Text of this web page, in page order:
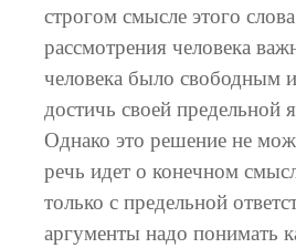
строгом смысле этого
рассмотрения человека
человека было свободным
достичь своей
Однако это решение не
речь идет о конечном
только с предельной
аргументы надо понимать